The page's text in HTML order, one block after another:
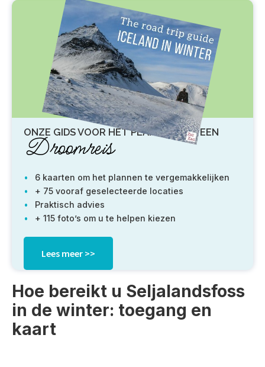
ONZE GIDS VOOR HET PLANNEN VAN EEN
Droomreis
6 kaarten om het plannen te vergemakkelijken
+ 75 vooraf geselecteerde locaties
Praktisch advies
+ 115 foto’s om u te helpen kiezen
Lees meer >>
Hoe bereikt u Seljalandsfoss
in de winter: toegang en
kaart